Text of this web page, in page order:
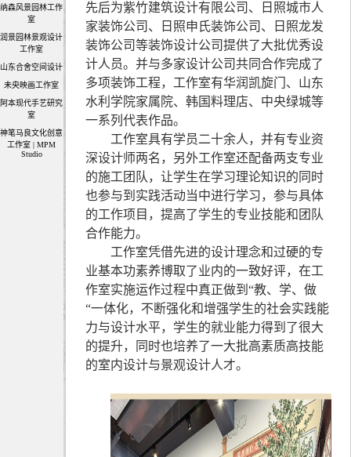
纳森风景园林工作
室
润景园林景观设计
工作室
山东合舍空间设计
未央映画工作室
阿本现代手艺研究
室
神笔马良文化创意
工作室 | MPM
Studio
先后为紫竹建筑设计有限公司、日照城市人
家装饰公司、日照申氏装饰公司、日照龙发
装饰公司等装饰设计公司提供了大批优秀设
计人员。并与多家设计公司共同合作完成了
多项装饰工程，工作室有华润凯旋门、山东
水利学院家属院、韩国料理店、中央绿城等
一系列代表作品。
工作室具有学员二十余人，并有专业资
深设计师两名，另外工作室还配备两支专业
的施工团队，让学生在学习理论知识的同时
也参与到实践活动当中进行学习，参与具体
的工作项目，提高了学生的专业技能和团队
合作能力。
工作室凭借先进的设计理念和过硬的专
业基本功素养博取了业内的一致好评，在工
作室实施运作过程中真正做到“教、学、做
“一体化，不断强化和增强学生的社会实践能
力与设计水平，学生的就业能力得到了很大
的提升，同时也培养了一大批高素质高技能
的室内设计与景观设计人才。